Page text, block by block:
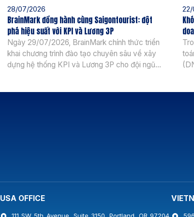
28/07/2026
BrainMark đồng hành cùng Saigontourist: đột
phá hiệu suất với KPI và Lương 3P
Ngày 29/07/2026, BrainMark chính thức triển
khai chương trình đào tạo chuyên sâu về xây
dựng hệ thống KPI và Lương 3P cho đội ngũ
USA OFFICE
111 SW 5th Avenue, Suite 3150, Portland, OR 97204,